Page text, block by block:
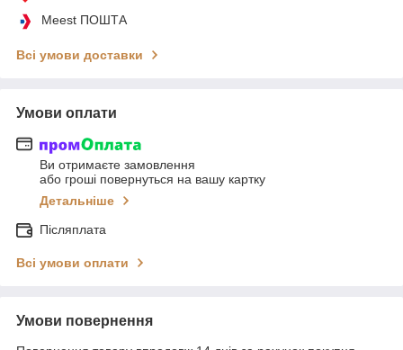
Meest ПОШТА
Всі умови доставки
Умови оплати
Ви отримаєте замовлення
або гроші повернуться на вашу картку
Детальніше
Післяплата
Всі умови оплати
Умови повернення